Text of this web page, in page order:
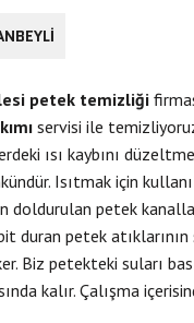
petek temizliği
servisi ile
ısı kaybını
Isıtmak için
doldurulan petek
duran petek
Biz petekteki suları
kalır. Çalışma